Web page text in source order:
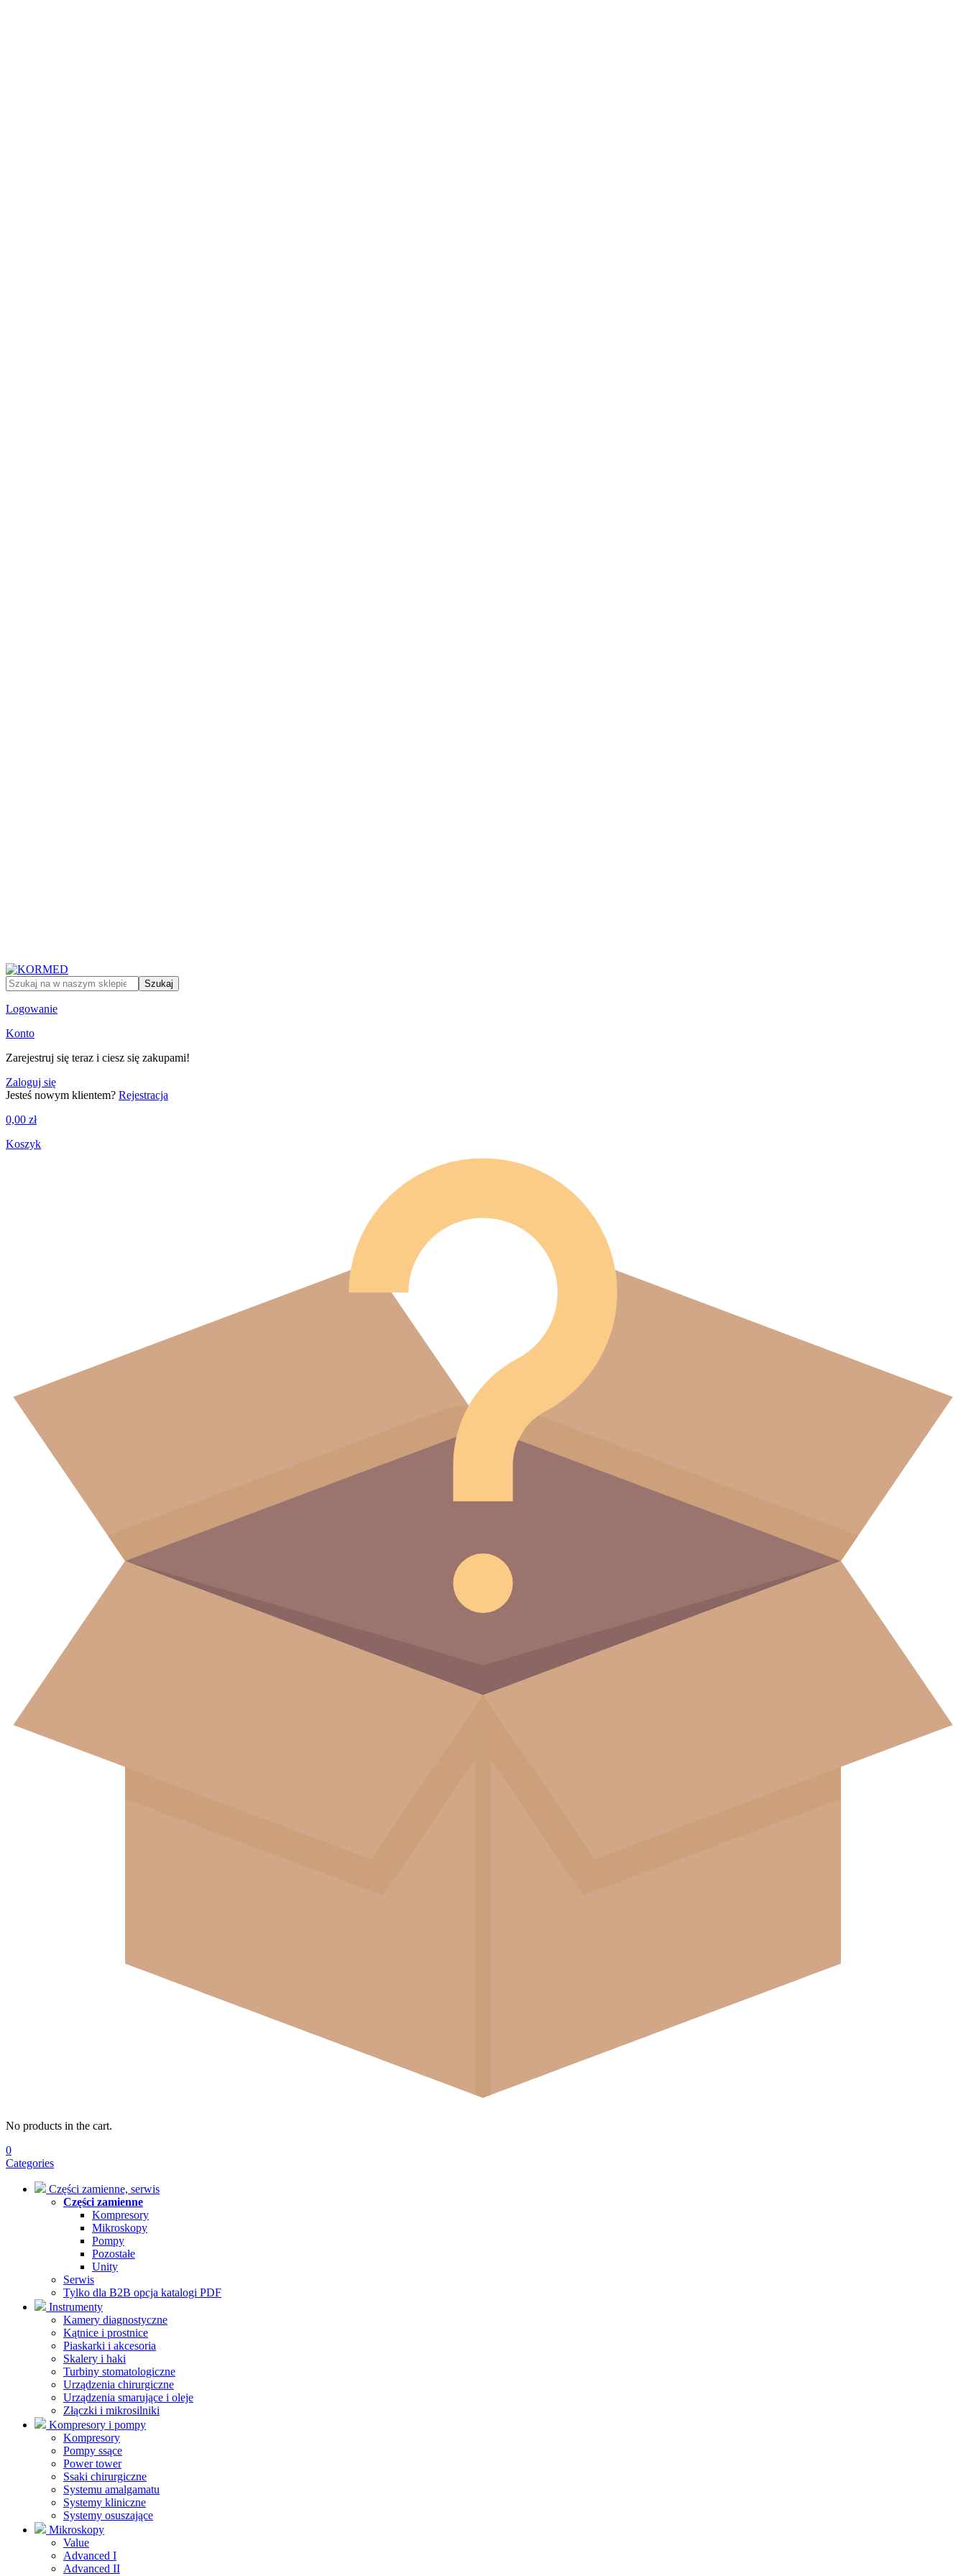
Szukaj
Logowanie
Konto
Zarejestruj się teraz i ciesz się zakupami!
Zaloguj się
Jesteś nowym klientem? Rejestracja
0,00 zł
Koszyk
No products in the cart.
0
Categories
Części zamienne, serwis
Części zamienne
Kompresory
Mikroskopy
Pompy
Pozostałe
Unity
Serwis
Tylko dla B2B opcja katalogi PDF
Instrumenty
Kamery diagnostyczne
Kątnice i prostnice
Piaskarki i akcesoria
Skalery i haki
Turbiny stomatologiczne
Urządzenia chirurgiczne
Urządzenia smarujące i oleje
Złączki i mikrosilniki
Kompresory i pompy
Kompresory
Pompy ssące
Power tower
Ssaki chirurgiczne
Systemu amalgamatu
Systemy kliniczne
Systemy osuszające
Mikroskopy
Value
Advanced I
Advanced II